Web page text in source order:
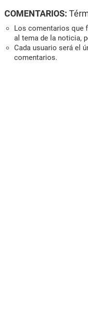
COMENTARIOS:
Los comentarios que
al tema de la noticia,
Cada usuario será el
comentarios.